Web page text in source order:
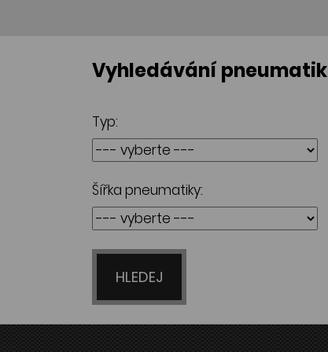
Vyhledávání pneumatik
Typ:
Šířka pneumatiky:
HLEDEJ